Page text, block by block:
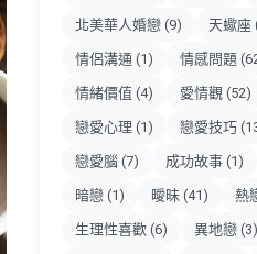
北美華人婚戀 (9) 天蠍座
情侶溝通 (1) 情感問題
情緒價值 (4) 愛情觀 (52)
戀愛心理 (1) 戀愛技巧
戀愛腦 (7) 成功故事 (1)
暗戀 (1) 曖昧 (41) 熱
生理性喜歡 (6) 異地戀 (3)